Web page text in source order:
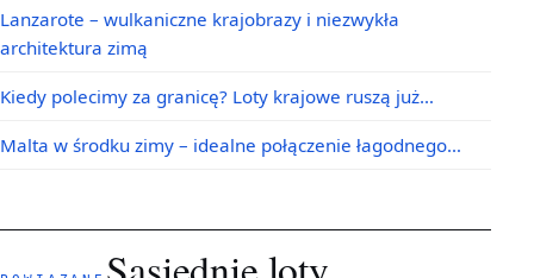
Lanzarote – wulkaniczne krajobrazy i niezwykła
architektura zimą
Kiedy polecimy za granicę? Loty krajowe ruszą już…
Malta w środku zimy – idealne połączenie łagodnego…